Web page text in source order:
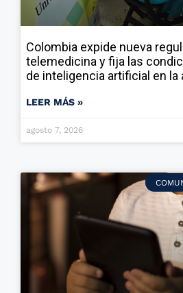
Colombia expide nueva
telemedicina y fija las
de inteligencia artificial en
LEER MÁS »
agosto 7, 2026